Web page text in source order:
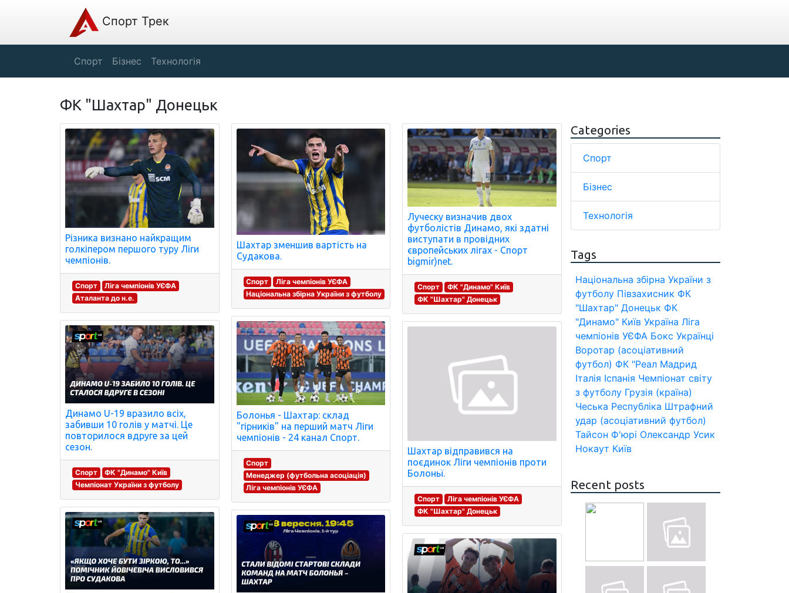
Спорт Трек
Спорт Бізнес Технологія
ФК "Шахтар" Донецьк
Різника визнано найкращим
голкіпером першого туру Ліги
чемпіонів.
Спорт
Ліга чемпіонів УЄФА
Аталанта до н.е.
Динамо U-19 вразило всіх,
забивши 10 голів у матчі. Це
повторилося вдруге за цей
сезон.
Спорт
ФК "Динамо" Київ
Чемпіонат України з футболу
Шахтар зменшив вартість на
Судакова.
Спорт
Ліга чемпіонів УЄФА
Національна збірна України з футболу
Болонья - Шахтар: склад
"гірників" на перший матч Ліги
чемпіонів - 24 канал Спорт.
Спорт
Менеджер (футбольна асоціація)
Ліга чемпіонів УЄФА
Луческу визначив двох
футболістів Динамо, які здатні
виступати в провідних
європейських лігах - Спорт
bigmir)net.
Спорт
ФК "Динамо" Київ
ФК "Шахтар" Донецьк
Шахтар відправився на
поєдинок Ліги чемпіонів проти
Болоньї.
Спорт
Ліга чемпіонів УЄФА
ФК "Шахтар" Донецьк
Categories
Спорт
Бізнес
Технологія
Tags
Національна збірна України з
футболу Півзахисник ФК
"Шахтар" Донецьк ФК
"Динамо" Київ Україна Ліга
чемпіонів УЄФА Бокс Українці
Воротар (асоціативний
футбол) ФК "Реал Мадрид
Італія Іспанія Чемпіонат світу
з футболу Грузія (країна)
Чеська Республіка Штрафний
удар (асоціативний футбол)
Тайсон Ф'юрі Олександр Усик
Нокаут Київ
Recent posts